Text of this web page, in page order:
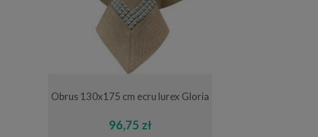
Obrus 130x175 cm ecru lurex Gloria
96,75 zł